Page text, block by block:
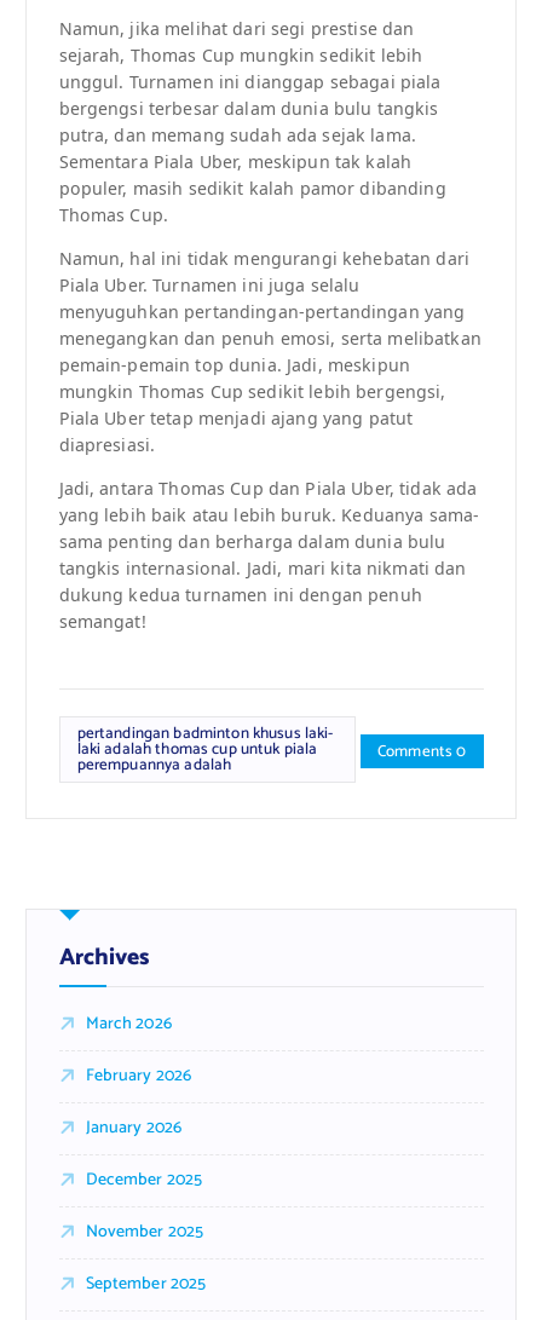
Namun, jika melihat dari segi prestise dan
sejarah, Thomas Cup mungkin sedikit lebih
unggul. Turnamen ini dianggap sebagai piala
bergengsi terbesar dalam dunia bulu tangkis
putra, dan memang sudah ada sejak lama.
Sementara Piala Uber, meskipun tak kalah
populer, masih sedikit kalah pamor dibanding
Thomas Cup.
Namun, hal ini tidak mengurangi kehebatan dari
Piala Uber. Turnamen ini juga selalu
menyuguhkan pertandingan-pertandingan yang
menegangkan dan penuh emosi, serta melibatkan
pemain-pemain top dunia. Jadi, meskipun
mungkin Thomas Cup sedikit lebih bergengsi,
Piala Uber tetap menjadi ajang yang patut
diapresiasi.
Jadi, antara Thomas Cup dan Piala Uber, tidak ada
yang lebih baik atau lebih buruk. Keduanya sama-
sama penting dan berharga dalam dunia bulu
tangkis internasional. Jadi, mari kita nikmati dan
dukung kedua turnamen ini dengan penuh
semangat!
pertandingan badminton khusus laki-
laki adalah thomas cup untuk piala
perempuannya adalah
Comments 0
Archives
March 2026
February 2026
January 2026
December 2025
November 2025
September 2025